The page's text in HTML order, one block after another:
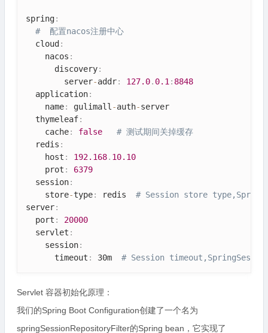
spring:
#  配置nacos注册中心
  cloud
:
    nacos
:
      discovery
:
        server
-addr: 127.0. 0.1 : 8848
  application
:
    name
: gulimall -auth-server
  thymeleaf
:
    cache
: false
# 测试期间关掉缓存
  redis
:
    host
: 192.168. 10.10
    prot
:
6379
  session
:
    store
-type: redis # Session store
server:
  port
:
20000
  servlet
:
    session
:
      timeout
: 30m # Session
Servlet 容器初始化原理：
我们的Spring Boot Configuration创建了一个名为
springSessionRepositoryFilter的Spring bean，它实现了